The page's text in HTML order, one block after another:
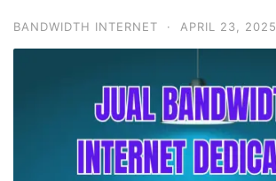
BANDWIDTH INTERNET · APRIL 23, 2025